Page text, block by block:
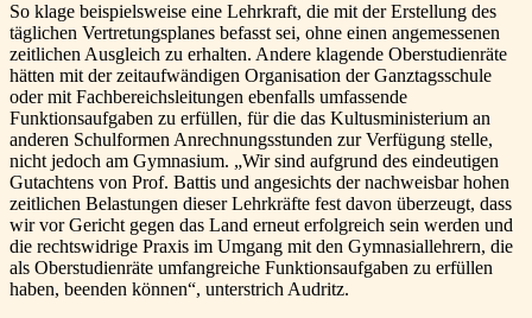
So klage beispielsweise eine Lehrkraft, die mit der Erstellung des
täglichen Vertretungsplanes befasst sei, ohne einen angemessenen
zeitlichen Ausgleich zu erhalten. Andere klagende Oberstudienräte
hätten mit der zeitaufwändigen Organisation der Ganztagsschule
oder mit Fachbereichsleitungen ebenfalls umfassende
Funktionsaufgaben zu erfüllen, für die das Kultusministerium an
anderen Schulformen Anrechnungsstunden zur Verfügung stelle,
nicht jedoch am Gymnasium. „Wir sind aufgrund des eindeutigen
Gutachtens von Prof. Battis und angesichts der nachweisbar hohen
zeitlichen Belastungen dieser Lehrkräfte fest davon überzeugt, dass
wir vor Gericht gegen das Land erneut erfolgreich sein werden und
die rechtswidrige Praxis im Umgang mit den Gymnasiallehrern, die
als Oberstudienräte umfangreiche Funktionsaufgaben zu erfüllen
haben, beenden können“, unterstrich Audritz.